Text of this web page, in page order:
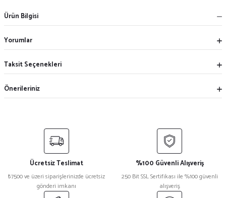
Ürün Bilgisi
Yorumlar
Taksit Seçenekleri
Önerileriniz
Ücretsiz Teslimat
₺7500 ve üzeri siparişlerinizde ücretsiz
gönderi imkanı
%100 Güvenli Alışveriş
250 Bit SSL Sertifikası ile %100 güvenli
alışveriş